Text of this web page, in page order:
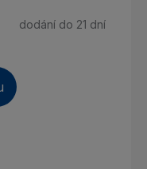
dodání do 21 dní